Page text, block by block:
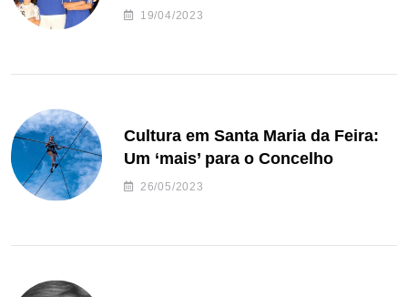
de andebol do Feirense
19/04/2023
Cultura em Santa Maria da Feira:
Um ‘mais’ para o Concelho
26/05/2023